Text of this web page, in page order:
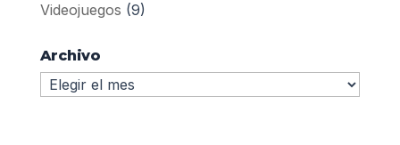
Videojuegos (9)
Archivo
Archivo